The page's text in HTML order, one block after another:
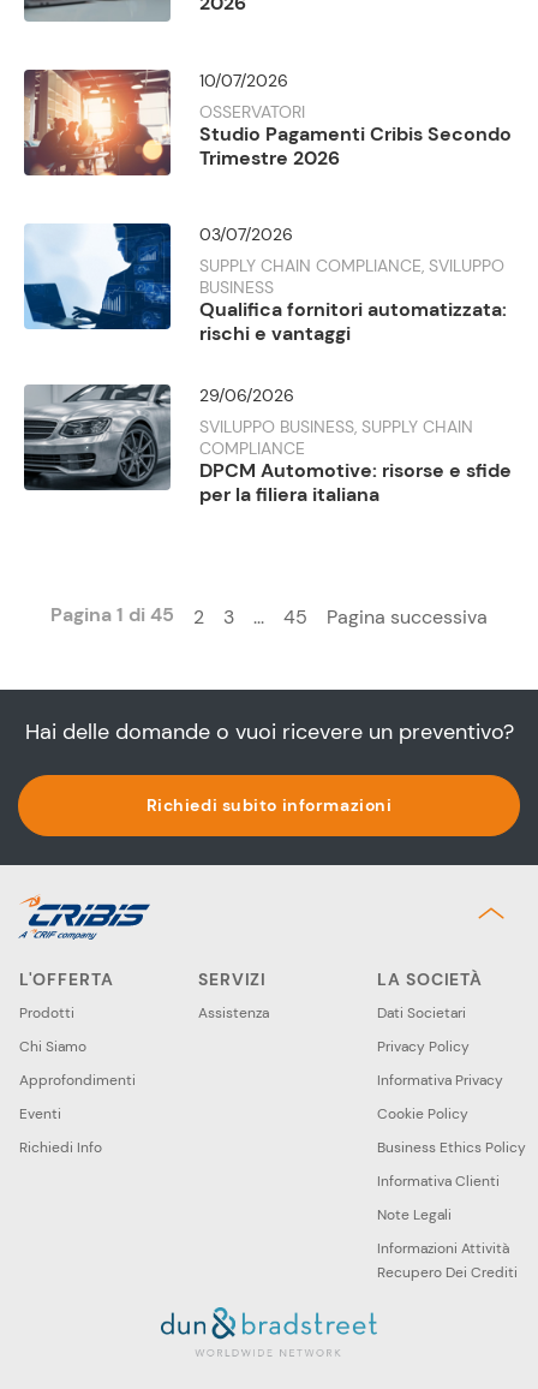
10/07/2026
OSSERVATORI
Studio Pagamenti Cribis Secondo
Trimestre 2026
03/07/2026
SUPPLY CHAIN COMPLIANCE, SVILUPPO
BUSINESS
Qualifica fornitori automatizzata:
rischi e vantaggi
29/06/2026
SVILUPPO BUSINESS, SUPPLY CHAIN
COMPLIANCE
DPCM Automotive: risorse e sfide
per la filiera italiana
Pagina 1 di 45 2 3 ... 45 Pagina successiva
Hai delle domande o vuoi ricevere un preventivo?
Richiedi subito informazioni
L'OFFERTA
Prodotti
Chi Siamo
Approfondimenti
Eventi
Richiedi Info
SERVIZI
Assistenza
LA SOCIETÀ
Dati Societari
Privacy Policy
Informativa Privacy
Cookie Policy
Business Ethics Policy
Informativa Clienti
Note Legali
Informazioni Attività
Recupero Dei Crediti